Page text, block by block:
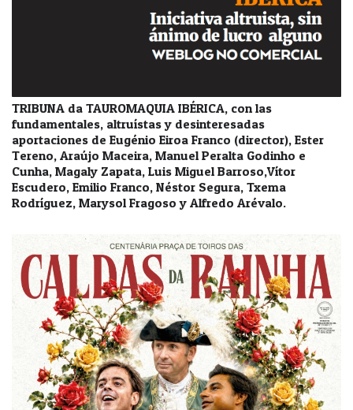
TRIBUNA da TAUROMAQUIA IBÉRICA, con las
fundamentales, altruístas y desinteresadas
aportaciones de Eugénio Eiroa Franco (director), Ester
Tereno, Araújo Maceira, Manuel Peralta Godinho e
Cunha, Magaly Zapata, Luis Miguel Barroso,Vítor
Escudero, Emilio Franco, Néstor Segura, Txema
Rodríguez, Marysol Fragoso y Alfredo Arévalo.